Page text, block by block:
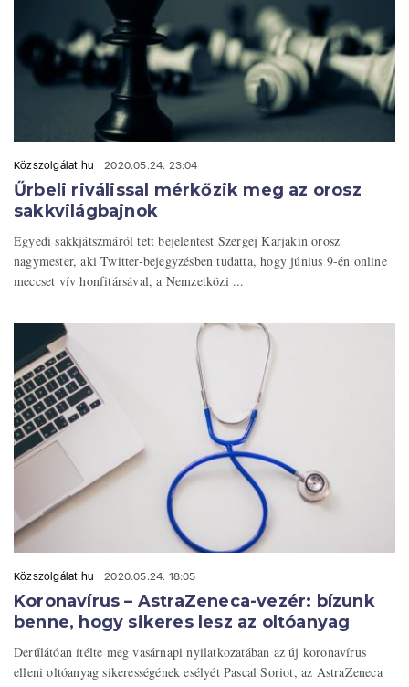
Közszolgálat.hu 2020.05.24. 23:04
Űrbeli riválissal mérkőzik meg az orosz
sakkvilágbajnok
Egyedi sakkjátszmáról tett bejelentést Szergej Karjakin orosz
nagymester, aki Twitter-bejegyzésben tudatta, hogy június 9-én online
meccset vív honfitársával, a Nemzetközi ...
Közszolgálat.hu 2020.05.24. 18:05
Koronavírus – AstraZeneca-vezér: bízunk
benne, hogy sikeres lesz az oltóanyag
Derűlátóan ítélte meg vasárnapi nyilatkozatában az új koronavírus
elleni oltóanyag sikerességének esélyét Pascal Soriot, az AstraZeneca